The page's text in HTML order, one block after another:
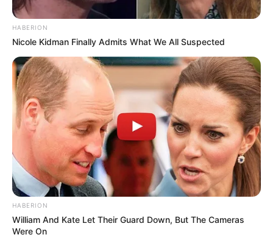
HABERION
Nicole Kidman Finally Admits What We All Suspected
HABERION
William And Kate Let Their Guard Down, But The Cameras
Were On